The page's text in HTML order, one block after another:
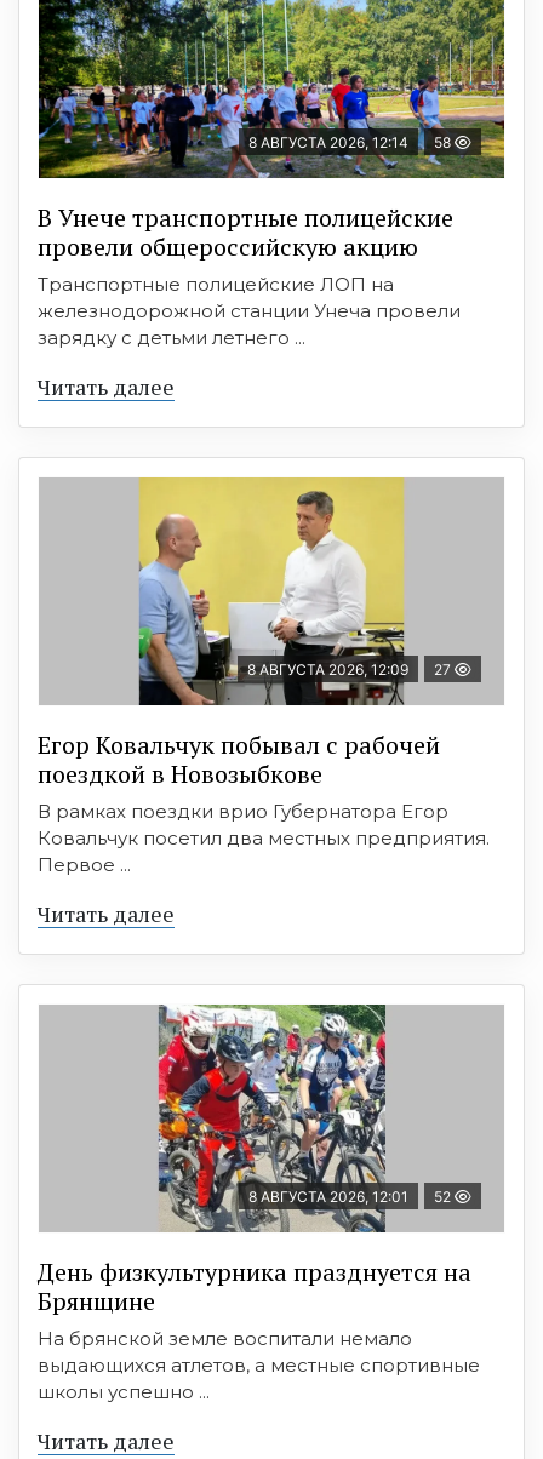
8 АВГУСТА 2026, 12:14 58
В Унече транспортные полицейские
провели общероссийскую акцию
Транспортные полицейские ЛОП на
железнодорожной станции Унеча провели
зарядку с детьми летнего ...
Читать далее
8 АВГУСТА 2026, 12:09 27
Егор Ковальчук побывал с рабочей
поездкой в Новозыбкове
В рамках поездки врио Губернатора Егор
Ковальчук посетил два местных предприятия.
Первое ...
Читать далее
8 АВГУСТА 2026, 12:01 52
День физкультурника празднуется на
Брянщине
На брянской земле воспитали немало
выдающихся атлетов, а местные спортивные
школы успешно ...
Читать далее